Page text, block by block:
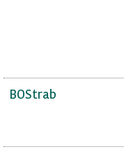
BOStrab